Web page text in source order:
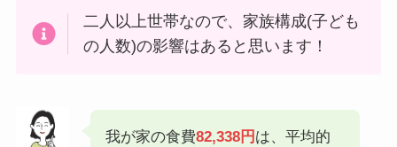
二人以上世帯なので、家族構成(子ども
の人数)の影響はあると思います！
我が家の食費82,338円 は、平均的